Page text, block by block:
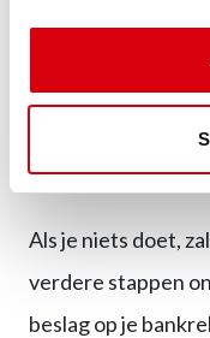
mogelijk bij
dwangbevel
In verzet
specifieke
Als je niets doet,
verdere stappen
beslag op je